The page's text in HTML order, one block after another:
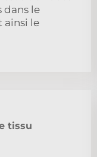
dans le
ainsi le
tissu